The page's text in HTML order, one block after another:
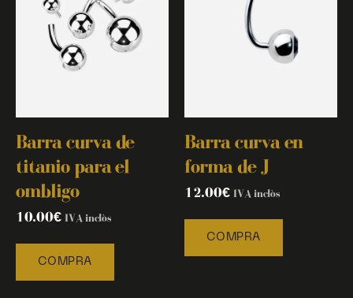
Barra curva de
titanio para el
ombligo
10.00€ IVA inclòs
COMPRA
Barra curva en
forma de J
12.00€ IVA inclòs
COMPRA